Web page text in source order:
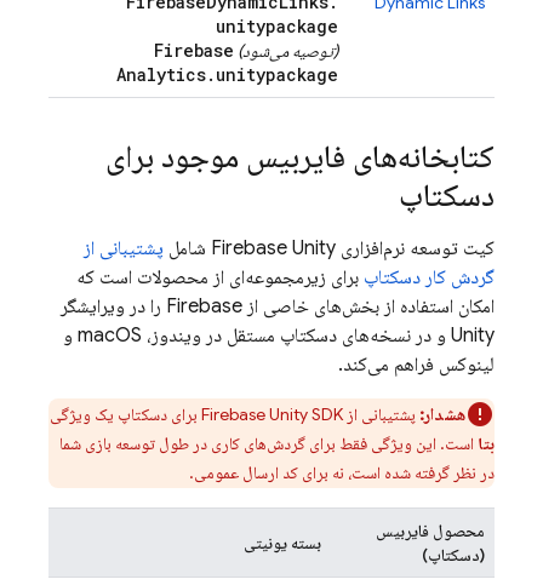
unitypackage
(توصیه می‌شود) Firebase
Analytics. unitypackage
کتابخانه‌های فایربیس موجود برای
دسکتاپ
کیت توسعه نرم‌افزاری Firebase Unity شامل پشتیبانی از
گردش کار دسکتاپ برای زیرمجموعه‌ای از محصولات است که
امکان استفاده از بخش‌های خاصی از Firebase را در ویرایشگر
Unity و در نسخه‌های دسکتاپ مستقل در ویندوز، macOS و
لینوکس فراهم می‌کند.
هشدار: پشتیبانی از FirebaseUnitySDK برای دسکتاپ یک ویژگی
بتا است. این ویژگی فقط برای گردش‌های کاری در طول توسعه بازی شما
در نظر گرفته شده است، نه برای کد ارسال عمومی.
محصول فایربیس
(دسکتاپ)
بسته یونیتی